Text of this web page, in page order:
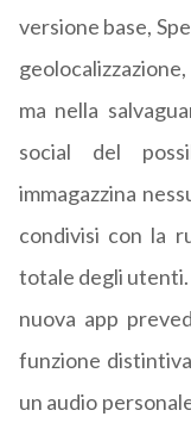
versione base,
ma nella
social del
immagazzina
condivisi con la
totale degli utenti.
nuova app
funzione distintiva
un audio